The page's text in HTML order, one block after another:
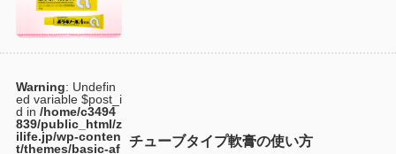
Warning: Undefin
ed variable $post_i
d in /home/c3494
839/public_html/z
ilife.jp/wp-conten
t/themes/basic-af
チューブタイプ軟膏の使い方